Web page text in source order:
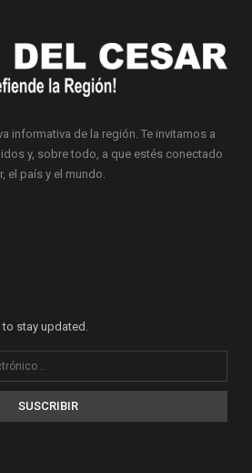
informativa de la región. Te invitamos a
y, sobre todo, a que estés conectado
el país y el mundo.
stay updated.
SUSCRIBIR